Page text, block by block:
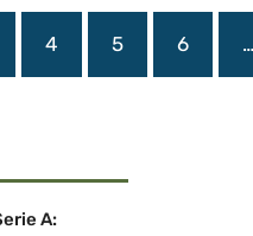
4 5 6 …
A: